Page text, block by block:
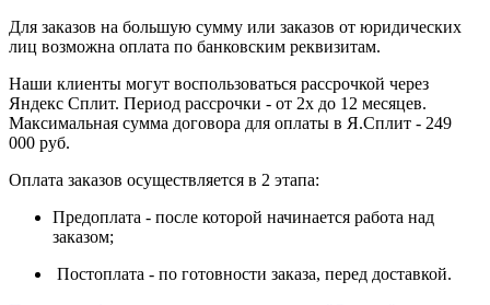
Для заказов на большую сумму или заказов от юридических
лиц возможна оплата по банковским реквизитам.
Наши клиенты могут воспользоваться рассрочкой через
Яндекс Сплит. Период рассрочки - от 2х до 12 месяцев.
Максимальная сумма договора для оплаты в Я.Сплит - 249
000 руб.
Оплата заказов осуществляется в 2 этапа:
Предоплата - после которой начинается работа над
заказом;
Постоплата - по готовности заказа, перед доставкой.